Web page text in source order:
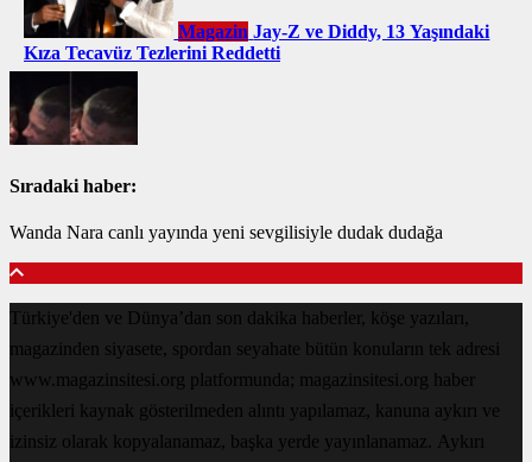
Magazin Jay-Z ve Diddy, 13 Yaşındaki
Kıza Tecavüz Tezlerini Reddetti
Sıradaki haber:
Wanda Nara canlı yayında yeni sevgilisiyle dudak dudağa
Türkiye'den ve Dünya’dan son dakika haberler, köşe yazıları,
magazinden siyasete, spordan seyahate bütün konuların tek adresi
www.magazinsitesi.org platformunda; magazinsitesi.org haber
içerikleri kaynak gösterilmeden alıntı yapılamaz, kanuna aykırı ve
izinsiz olarak kopyalanamaz, başka yerde yayınlanamaz. Aykırı